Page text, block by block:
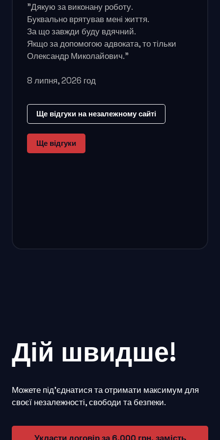
"Дякую за виконану роботу.
Буквально врятував мені життя.
За що завжди буду вдячний.
Якщо за допомогою адвоката, то тільки
Олександр Миколайович."
8 липня, 2026 год
Ще відгуки на незалежному сайті
Ще відгуки
Дій швидше!
Можете підʼєднатися та отримати максимум для
своєї незалежності, свободи та безпеки.